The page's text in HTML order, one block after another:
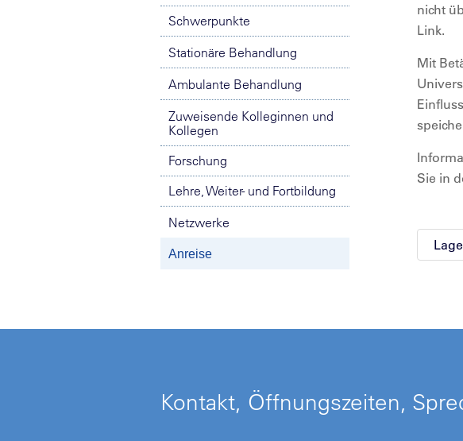
Schwerpunkte
Stationäre Behandlung
Ambulante Behandlung
Zuweisende Kolleginnen und
Kollegen
Forschung
Lehre, Weiter- und Fortbildung
Netzwerke
Anreise
nicht
Link.
Mit
Sie in
Kontakt, Öffnungszeiten,